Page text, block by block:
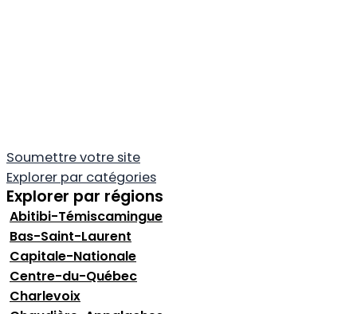
Soumettre votre site
Explorer par catégories
Explorer par régions
Abitibi-Témiscamingue
Bas-Saint-Laurent
Capitale-Nationale
Centre-du-Québec
Charlevoix